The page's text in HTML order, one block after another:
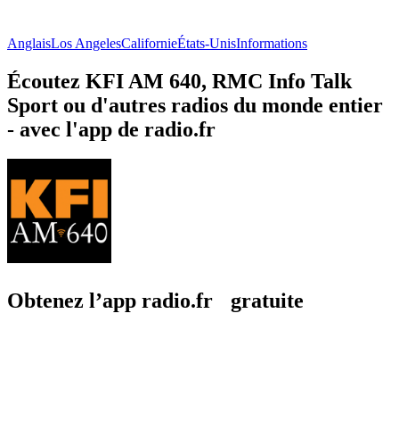
AnglaisLos AngelesCalifornieÉtats-UnisInformations
Écoutez KFI AM 640, RMC Info Talk
Sport ou d'autres radios du monde entier
- avec l'app de radio.fr
Obtenez l’app radio.fr gratuite